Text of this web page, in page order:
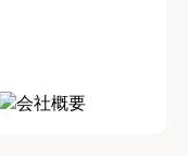
会社概要